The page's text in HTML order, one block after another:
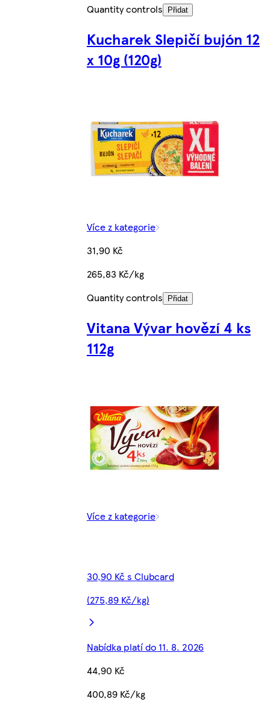
Quantity controls Přidat
Kucharek Slepičí bujón 12
x 10g (120g)
Více z kategorie
31,90 Kč
265,83 Kč/kg
Quantity controls
Přidat
Vitana Vývar hovězí 4 ks
112g
Více z kategorie
30,90 Kč s Clubcard
(275,89 Kč/kg)
Nabídka platí do 11. 8. 2026
44,90 Kč
400,89 Kč/kg